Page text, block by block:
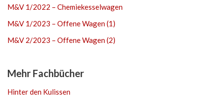
M&V 1/2022 – Chemiekesselwagen
M&V 1/2023 – Offene Wagen (1)
M&V 2/2023 – Offene Wagen (2)
Mehr Fachbücher
Hinter den Kulissen